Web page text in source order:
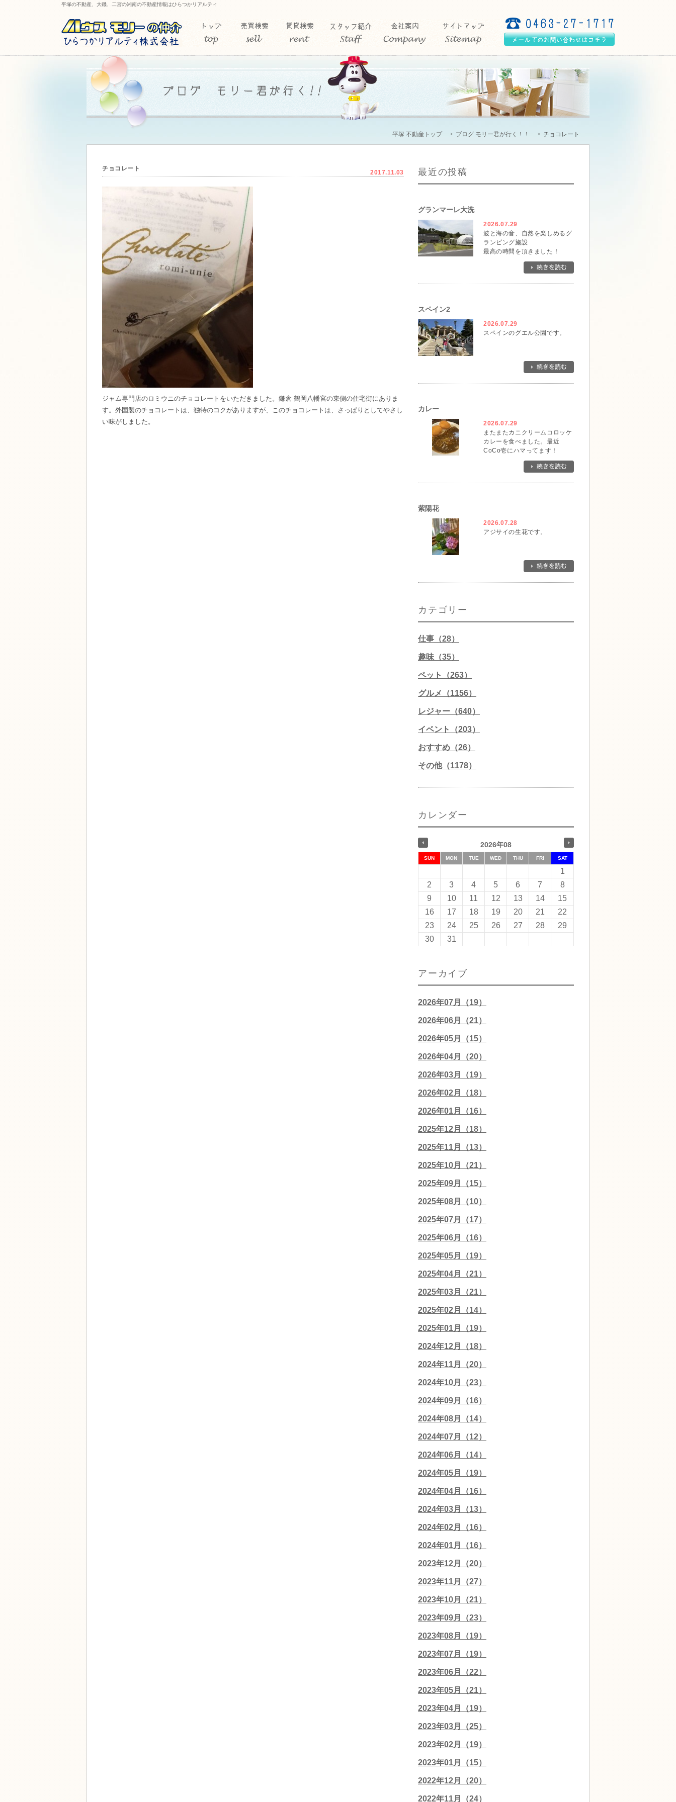
平塚の不動産、大磯、二宮の湘南の不動産情報はひらつかリアルティ
平塚 不動産トップ ブログ モリー君が行く！！ チョコレート
チョコレート
2017.11.03
ジャム専門店のロミウニのチョコレートをいただきました。鎌倉 鶴岡八幡宮の東側の住宅街にありま
す。外国製のチョコレートは、独特のコクがありますが、このチョコレートは、さっぱりとしてやさし
い味がしました。
最近の投稿
グランマーレ大洗
2026.07.29
波と海の音、自然を楽しめるグ
ランピング施設
最高の時間を頂きました！
スペイン2
2026.07.29
スペインのグエル公園です。
カレー
2026.07.29
またまたカニクリームコロッケ
カレーを食べました。最近
CoCo壱にハマってます！
紫陽花
2026.07.28
アジサイの生花です。
カテゴリー
仕事（28）
趣味（35）
ペット（263）
グルメ（1156）
レジャー（640）
イベント（203）
おすすめ（26）
その他（1178）
カレンダー
2026年08
SUN MON TUE WED THU FRI SAT
1
2
3 4 5 6 7
8
9
10 11 12 13 14
15
16
17 18 19 20 21
22
23
24 25 26 27 28
29
30
31
アーカイブ
2026年07月（19）
2026年06月（21）
2026年05月（15）
2026年04月（20）
2026年03月（19）
2026年02月（18）
2026年01月（16）
2025年12月（18）
2025年11月（13）
2025年10月（21）
2025年09月（15）
2025年08月（10）
2025年07月（17）
2025年06月（16）
2025年05月（19）
2025年04月（21）
2025年03月（21）
2025年02月（14）
2025年01月（19）
2024年12月（18）
2024年11月（20）
2024年10月（23）
2024年09月（16）
2024年08月（14）
2024年07月（12）
2024年06月（14）
2024年05月（19）
2024年04月（16）
2024年03月（13）
2024年02月（16）
2024年01月（16）
2023年12月（20）
2023年11月（27）
2023年10月（21）
2023年09月（23）
2023年08月（19）
2023年07月（19）
2023年06月（22）
2023年05月（21）
2023年04月（19）
2023年03月（25）
2023年02月（19）
2023年01月（15）
2022年12月（20）
2022年11月（24）